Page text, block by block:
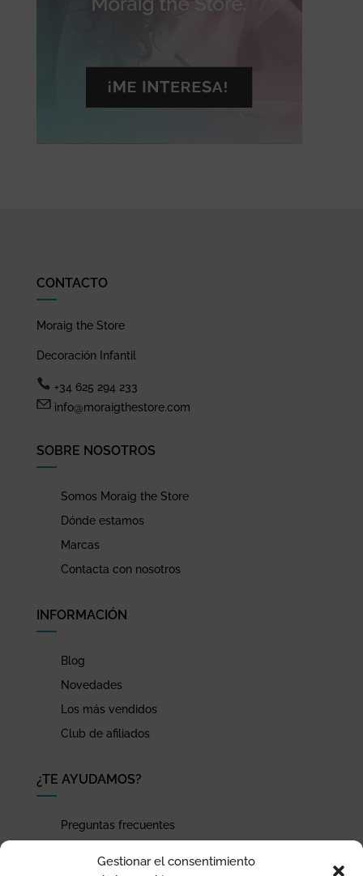
Gestionar el consentimiento
CONTACTO
Moraig the Store
Decoración Infantil
+34 625 294 233
info@moraigthestore.com
SOBRE NOSOTROS
Somos Moraig the Store
Dónde estamos
Marcas
Contacta con nosotros
INFORMACIÓN
Blog
Novedades
Los más vendidos
Club de afiliados
¿TE AYUDAMOS?
Preguntas frecuentes
Pago seguro